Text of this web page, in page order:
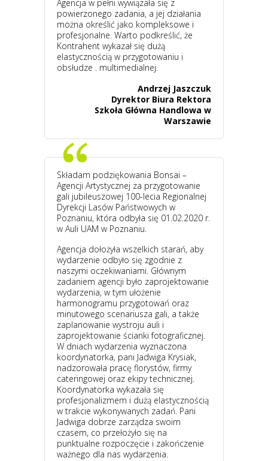
Agencja w pełni wywiązała się z
powierzonego zadania, a jej działania
można określić jako kompleksowe i
profesjonalne. Warto podkreślić, że
Kontrahent wykazał się dużą
elastycznością w przygotowaniu i
obsłudze . multimedialnej.
Andrzej Jaszczuk
Dyrektor Biura Rektora
Szkoła Główna Handlowa w
Warszawie
Składam podziękowania Bonsai –
Agencji Artystycznej za przygotowanie
gali jubileuszowej 100-lecia Regionalnej
Dyrekcji Lasów Państwowych w
Poznaniu, która odbyła się 01.02.2020 r.
w Auli UAM w Poznaniu.
Agencja dołożyła wszelkich starań, aby
wydarzenie odbyło się zgodnie z
naszymi oczekiwaniami. Głównym
zadaniem agencji było zaprojektowanie
wydarzenia, w tym ułożenie
harmonogramu przygotowań oraz
minutowego scenariusza gali, a także
zaplanowanie wystroju auli i
zaprojektowanie ścianki fotograficznej.
W dniach wydarzenia wyznaczona
koordynatorka, pani Jadwiga Krysiak,
nadzorowała pracę florystów, firmy
cateringowej oraz ekipy technicznej.
Koordynatorka wykazała się
profesjonalizmem i dużą elastycznością
w trakcie wykonywanych zadań. Pani
Jadwiga dobrze zarządza swoim
czasem, co przełożyło się na
punktualne rozpoczęcie i zakończenie
ważnego dla nas wydarzenia.